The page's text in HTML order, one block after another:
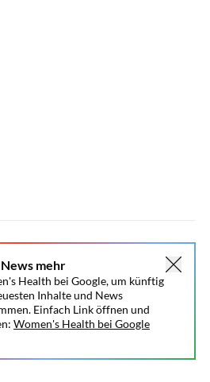
mehr
Health bei Google, um künftig
Inhalte und News
Einfach Link öffnen und
Women's Health bei Google